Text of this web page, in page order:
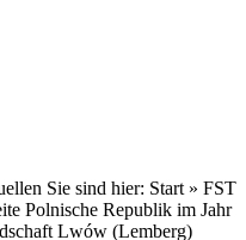
Sie sind hier: Start » FST
Polnische Republik im Jahr
Lwów (Lemberg)